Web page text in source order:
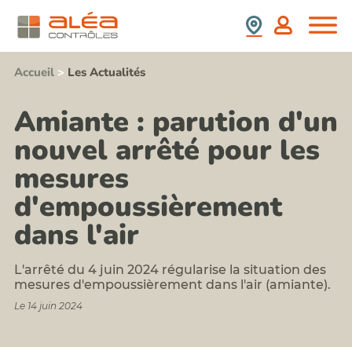
d'amiante
Contrôle
de
présence
après
travaux
termites
démolition
Repérages
amiante
et
HAP
travaux
sur
enrobés
Repérages
prix,
Formation
au
risque
amiante
pour
les
acteurs
du
BTP
Formation
risque
Formation
risque
silice
Nous
Rejoindre
Stagiaires,
Partenaires,
Aléa
Contrôles
Nos
Valeurs
Contact
Notre
politique
RSE
France
Espagne
Accueil > Les Actualités
Amiante : parution d'un
nouvel arrêté pour les
mesures
d'empoussièrement
dans l'air
L'arrêté du 4 juin 2024 régularise la situation des
mesures d'empoussièrement dans l'air (amiante).
Le 14 juin 2024